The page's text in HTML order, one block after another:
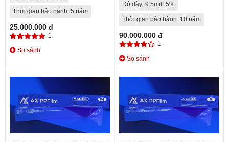
Thời gian bảo hành: 5 năm
25.000.000 đ
1
So sánh
Độ dày: 9.5mil±5%
Thời gian bảo hành: 10 năm
90.000.000 đ
1
So sánh